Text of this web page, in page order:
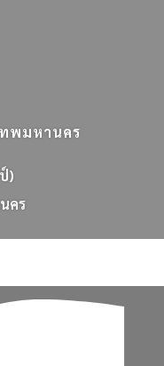
ทพมหานคร
)
นคร